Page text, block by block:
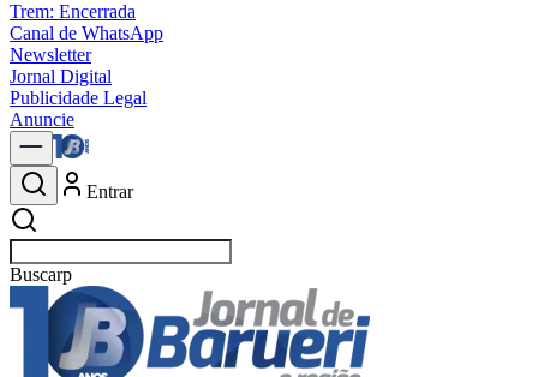
Trem: Encerrada
Canal de WhatsApp
Newsletter
Jornal Digital
Publicidade Legal
Anuncie
Entrar
Buscarnotíc